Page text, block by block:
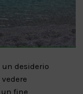
un desiderio
fine